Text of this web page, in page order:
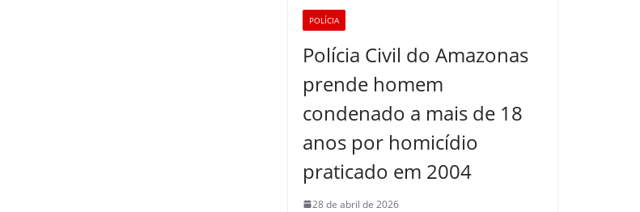
POLÍCIA
Polícia Civil do Amazonas
prende homem
condenado a mais de 18
anos por homicídio
praticado em 2004
28 de abril de 2026